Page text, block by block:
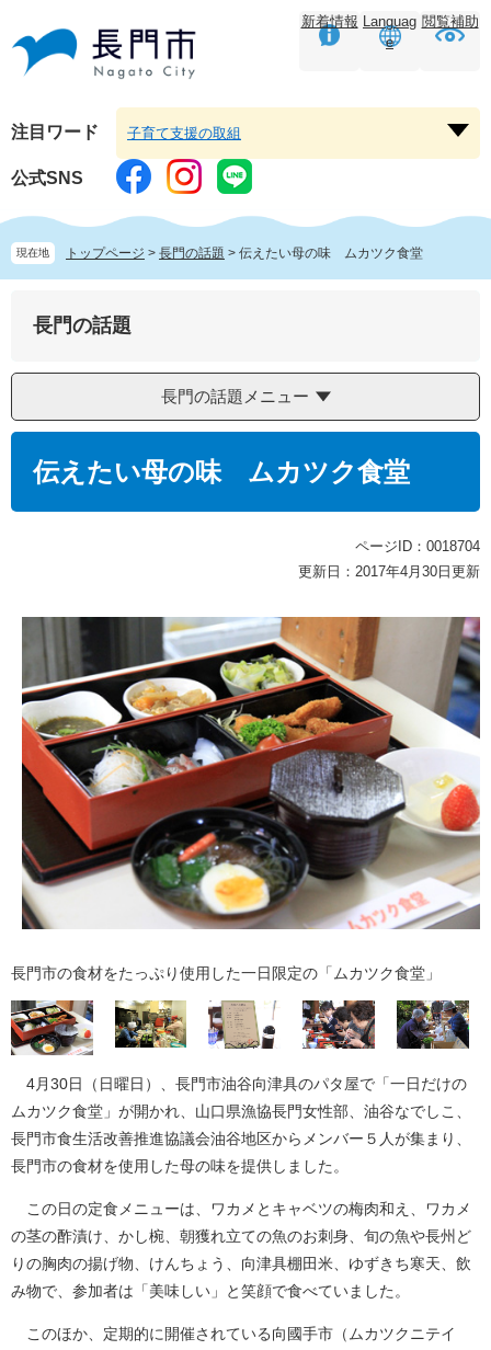
頭
す。
飛
し
本
文
へ
新着情報 Languag
e
閲覧補助
注目ワード
ー
子育て支援の取組
公式SNS
現在地 トップページ > 長門の話題 > 伝えたい母の味 ムカツク食堂
長門の話題
長門の話題メニュー
伝えたい母の味 ムカツク食堂
ページID：0018704
更新日：2017年4月30日更新
長門市の食材をたっぷり使用した一日限定の「ムカツク食堂」
4月30日（日曜日）、長門市油谷向津具のパタ屋で「一日だけの
ムカツク食堂」が開かれ、山口県漁協長門女性部、油谷なでしこ、
長門市食生活改善推進協議会油谷地区からメンバー５人が集まり、
長門市の食材を使用した母の味を提供しました。
この日の定食メニューは、ワカメとキャベツの梅肉和え、ワカメ
の茎の酢漬け、かし椀、朝獲れ立ての魚のお刺身、旬の魚や長州ど
りの胸肉の揚げ物、けんちょう、向津具棚田米、ゆずきち寒天、飲
み物で、参加者は「美味しい」と笑顔で食べていました。
このほか、定期的に開催されている向國手市（ムカツクニテイ